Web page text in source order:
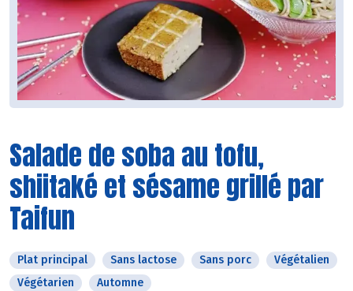
Salade de soba au tofu,
shiitaké et sésame grillé par
Taifun
Plat principal Sans lactose Sans porc
Végétalien
Végétarien
Automne